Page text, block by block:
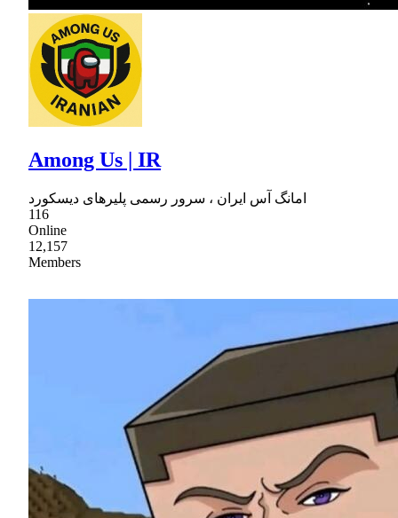
Among Us | IR
امانگ آس ایران ، سرور رسمی پلیرهای دیسکورد
116
Online
12,157
Members